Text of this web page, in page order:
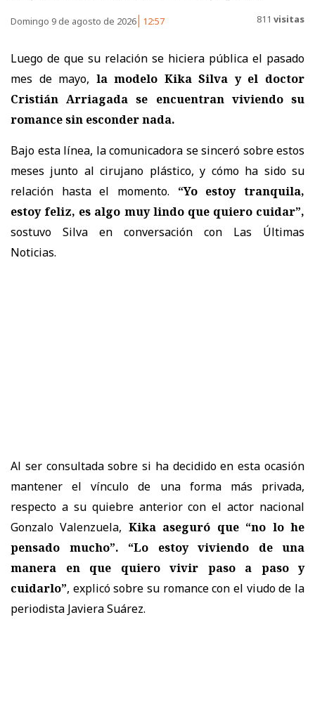
Domingo 9 de agosto de 2026 12:57 811 visitas
Luego de que su relación se hiciera pública el pasado
mes de mayo, la modelo Kika Silva y el doctor
Cristián Arriagada se encuentran viviendo su
romance sin esconder nada.
Bajo esta línea, la comunicadora se sinceró sobre estos
meses junto al cirujano plástico, y cómo ha sido su
relación hasta el momento. “Yo estoy tranquila,
estoy feliz, es algo muy lindo que quiero cuidar”,
sostuvo Silva en conversación con Las Últimas
Noticias.
Al ser consultada sobre si ha decidido en esta ocasión
mantener el vínculo de una forma más privada,
respecto a su quiebre anterior con el actor nacional
Gonzalo Valenzuela, Kika aseguró que “no lo he
pensado mucho”. “Lo estoy viviendo de una
manera en que quiero vivir paso a paso y
cuidarlo”, explicó sobre su romance con el viudo de la
periodista Javiera Suárez.